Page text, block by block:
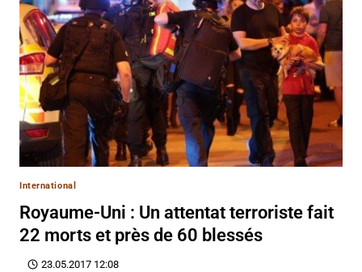
International
Royaume-Uni : Un attentat terroriste fait
22 morts et près de 60 blessés
23.05.2017 12:08